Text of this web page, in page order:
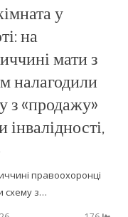
у
на
мати з
налагодили
з «продажу»
інвалідності,
правоохоронці
схему з…